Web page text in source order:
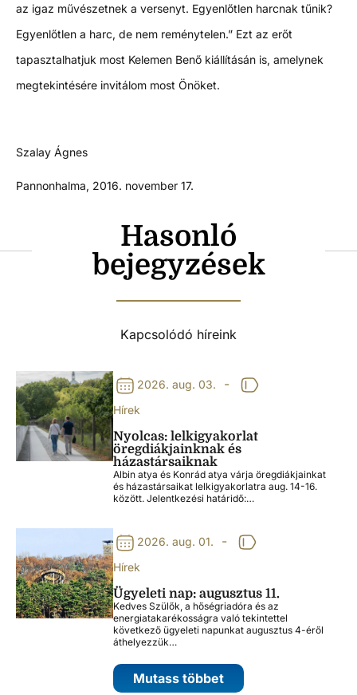
az igaz művészetnek a versenyt. Egyenlőtlen harcnak tűnik?
Egyenlőtlen a harc, de nem reménytelen.” Ezt az erőt
tapasztalhatjuk most Kelemen Benő kiállításán is, amelynek
megtekintésére invitálom most Önöket.
Szalay Ágnes
Pannonhalma, 2016. november 17.
Hasonló
bejegyzések
Kapcsolódó híreink
2026. aug. 03. -
Hírek
Nyolcas: lelkigyakorlat
öregdiákjainknak és
házastársaiknak
Albin atya és Konrád atya várja öregdiákjainkat
és házastársaikat lelkigyakorlatra aug. 14-16.
között. Jelentkezési határidő:…
2026. aug. 01. -
Hírek
Ügyeleti nap: augusztus 11.
Kedves Szülők, a hőségriadóra és az
energiatakarékosságra való tekintettel
következő ügyeleti napunkat augusztus 4-éről
áthelyezzük…
Mutass többet